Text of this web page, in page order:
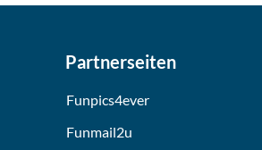
Partnerseiten
Funpics4ever
Funmail2u